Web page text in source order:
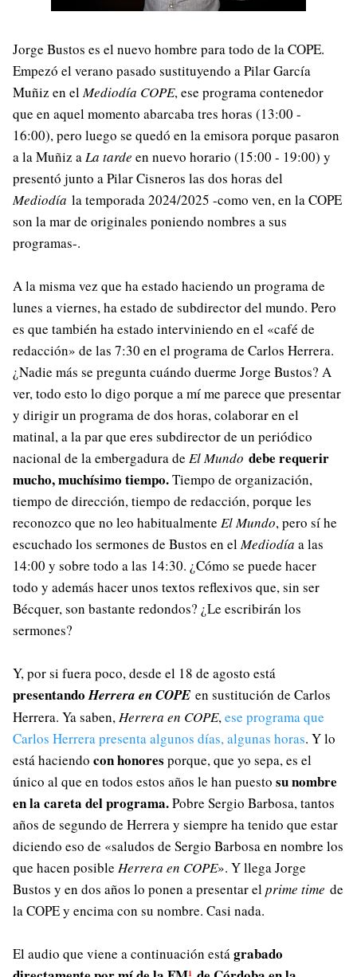
Jorge Bustos es el nuevo hombre para todo de la COPE.
Empezó el verano pasado sustituyendo a Pilar García
Muñiz en el Mediodía COPE, ese programa contenedor
que en aquel momento abarcaba tres horas (13:00 -
16:00), pero luego se quedó en la emisora porque pasaron
a la Muñiz a La tarde en nuevo horario (15:00 - 19:00) y
presentó junto a Pilar Cisneros las dos horas del
Mediodía la temporada 2024/2025 -como ven, en la COPE
son la mar de originales poniendo nombres a sus
programas-.
A la misma vez que ha estado haciendo un programa de
lunes a viernes, ha estado de subdirector del mundo. Pero
es que también ha estado interviniendo en el «café de
redacción» de las 7:30 en el programa de Carlos Herrera.
¿Nadie más se pregunta cuándo duerme Jorge Bustos? A
ver, todo esto lo digo porque a mí me parece que presentar
y dirigir un programa de dos horas, colaborar en el
matinal, a la par que eres subdirector de un periódico
nacional de la embergadura de El Mundo debe requerir
mucho, muchísimo tiempo.Tiempo de organización,
tiempo de dirección, tiempo de redacción, porque les
reconozco que no leo habitualmente El Mundo, pero sí he
escuchado los sermones de Bustos en el Mediodía a las
14:00 y sobre todo a las 14:30. ¿Cómo se puede hacer
todo y además hacer unos textos reflexivos que, sin ser
Bécquer, son bastante redondos? ¿Le escribirán los
sermones?
Y, por si fuera poco, desde el 18 de agosto está
presentandoHerrera en COPE en sustitución de Carlos
Herrera. Ya saben, Herrera en COPE, ese programa que
Carlos Herrera presenta algunos días, algunas horas. Y lo
está haciendo con honores porque, que yo sepa, es el
único al que en todos estos años le han puesto su nombre
en la careta del programa.Pobre Sergio Barbosa, tantos
años de segundo de Herrera y siempre ha tenido que estar
diciendo eso de «saludos de Sergio Barbosa en nombre los
que hacen posible Herrera en COPE». Y llega Jorge
Bustos y en dos años lo ponen a presentar el prime time de
la COPE y encima con su nombre. Casi nada.
El audio que viene a continuación está grabado